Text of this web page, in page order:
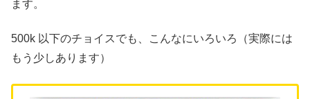
ます。
500k 以下のチョイスでも、こんなにいろいろ（実際には
もう少しあります）